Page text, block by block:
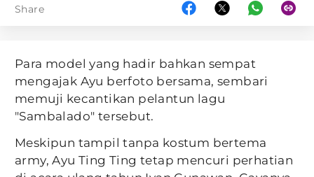
Share
Para model yang hadir bahkan sempat
mengajak Ayu berfoto bersama, sembari
memuji kecantikan pelantun lagu
"Sambalado" tersebut.
Meskipun tampil tanpa kostum bertema
army, Ayu Ting Ting tetap mencuri perhatian